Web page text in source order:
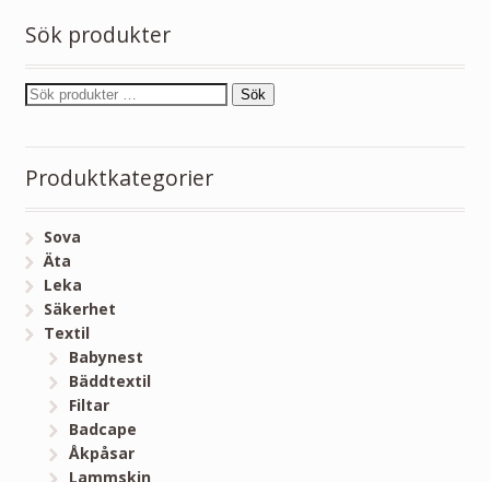
Sök produkter
Sök
Produktkategorier
Sova
Äta
Leka
Säkerhet
Textil
Babynest
Bäddtextil
Filtar
Badcape
Åkpåsar
Lammskin